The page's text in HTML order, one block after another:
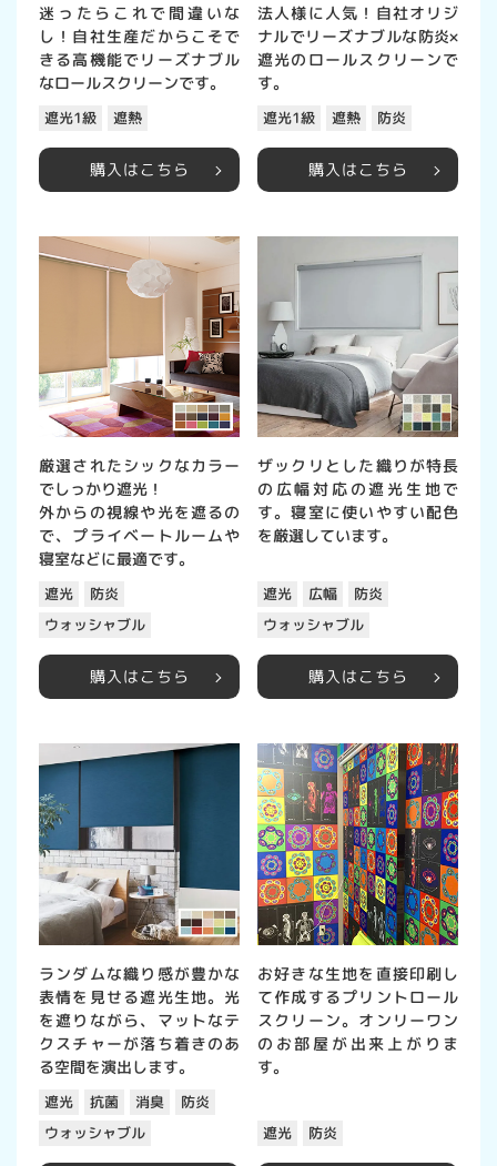
迷ったらこれで間違いな
し！自社生産だからこそで
きる高機能でリーズナブル
なロールスクリーンです。
遮光1級 遮熱
購入はこちら
法人様に人気！自社オリジ
ナルでリーズナブルな防炎×
遮光のロールスクリーンで
す。
遮光1級 遮熱 防炎
購入はこちら
厳選されたシックなカラー
でしっかり遮光！
外からの視線や光を遮るの
で、プライベートルームや
寝室などに最適です。
遮光 防炎
ウォッシャブル
購入はこちら
ザックリとした織りが特長
の広幅対応の遮光生地で
す。寝室に使いやすい配色
を厳選しています。
遮光 広幅 防炎
ウォッシャブル
購入はこちら
ランダムな織り感が豊かな
表情を見せる遮光生地。光
を遮りながら、マットなテ
クスチャーが落ち着きのあ
る空間を演出します。
遮光 抗菌 消臭 防炎
ウォッシャブル
お好きな生地を直接印刷し
て作成するプリントロール
スクリーン。オンリーワン
のお部屋が出来上がりま
す。
遮光 防炎